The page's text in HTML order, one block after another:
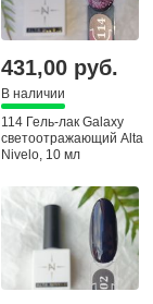
431,00 руб.
В наличии
114 Гель-лак Galaxy
светоотражающий Alta
Nivelo, 10 мл